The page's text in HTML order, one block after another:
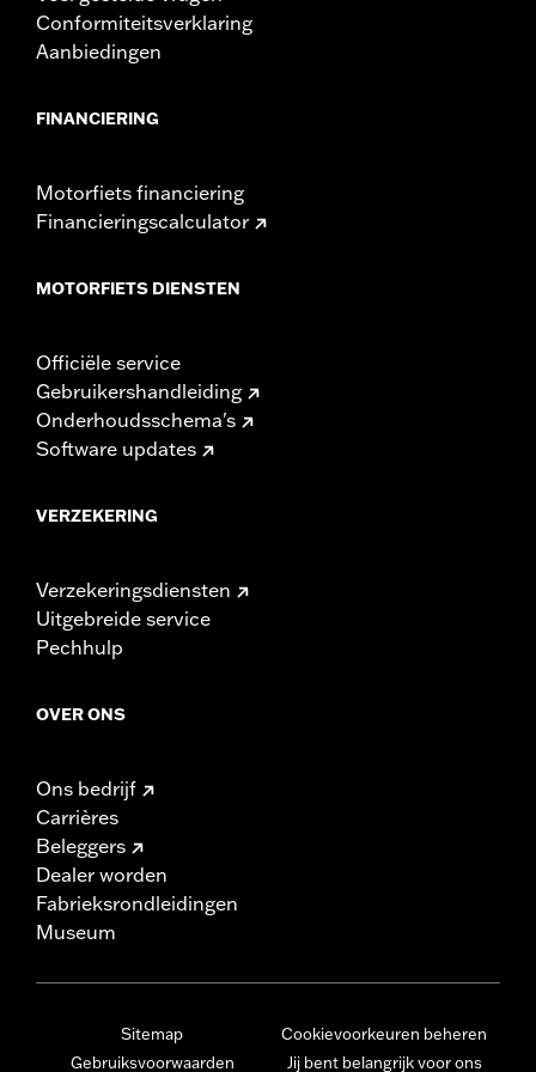
je motorfiets veroorzaken. Vraag je dealer om advies
over de hoeveelheid stroom die je accessoires
gebruiken.
Conformiteitsverklaring
Aanbiedingen
FINANCIERING
Motorfiets financiering
Financieringscalculator
MOTORFIETS DIENSTEN
Officiële service
Gebruikershandleiding
Onderhoudsschema's
Software updates
VERZEKERING
Verzekeringsdiensten
Uitgebreide service
Pechhulp
OVER ONS
Ons bedrijf
Carrières
Beleggers
Dealer worden
Fabrieksrondleidingen
Museum
Sitemap
Gebruiksvoorwaarden
Cookievoorkeuren beheren
Jij bent belangrijk voor ons